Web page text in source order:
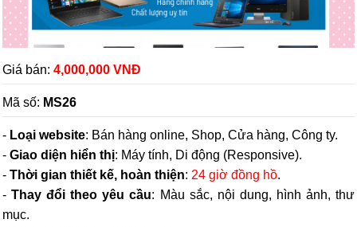
Giá bán: 4,000,000 VNĐ
Mã số: MS26
- Loại website: Bán hàng online, Shop, Cửa hàng, Công ty.
- Giao diện hiển thị: Máy tính, Di động (Responsive).
- Thời gian thiết kế, hoàn thiện: 24 giờ đồng hồ.
-Thay đổi theo yêu cầu: Màu sắc, nội dung, hình ảnh, thư
mục.